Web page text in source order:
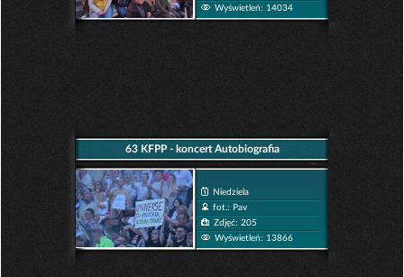
Wyświetleń: 14034
63 KFPP - koncert Autobiografia
Niedziela
fot.: Pav
Zdjęć: 205
Wyświetleń: 13866